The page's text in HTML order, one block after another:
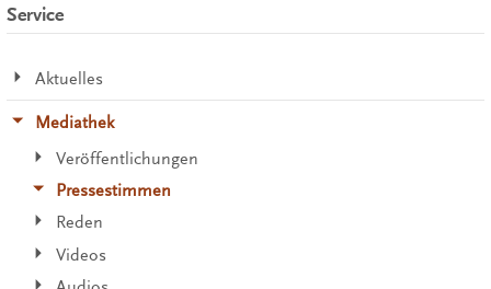
Service
Aktuelles
Mediathek
Veröffentlichungen
Pressestimmen
Reden
Videos